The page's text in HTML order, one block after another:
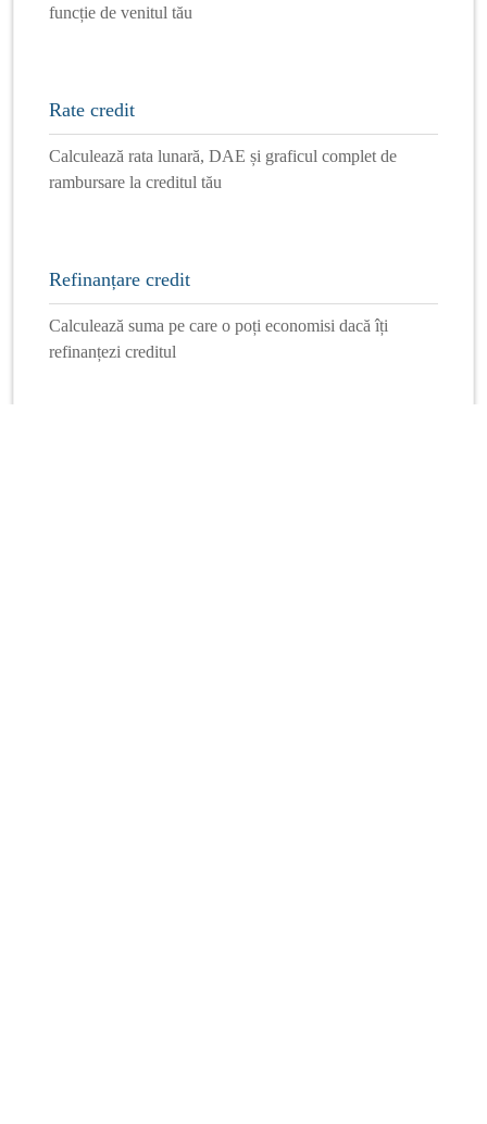
funcție de venitul tău
Rate credit
Calculează rata lunară, DAE și graficul complet de
rambursare la creditul tău
Refinanțare credit
Calculează suma pe care o poți economisi dacă îți
refinanțezi creditul